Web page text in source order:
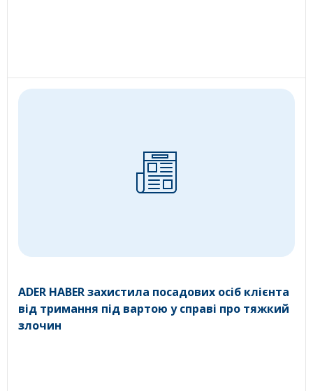
ADER HABER захистила посадових осіб клієнта
від тримання під вартою у справі про тяжкий
злочин